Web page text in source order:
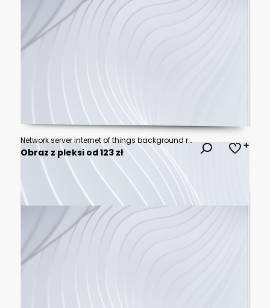
Network server internet of things background rendering, deep learning, robotics, artificial intelligence, science net web, neuron brain plexus, digital technology signal, futuristic connecting
Obraz z pleksi od 123 zł